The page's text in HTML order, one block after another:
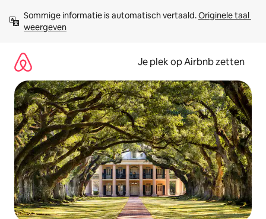
direct
naar
Sommige informatie is automatisch vertaald. Originele taal
weergeven
Je plek op Airbnb zetten